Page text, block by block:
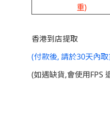
重)
香港到店提取
(付款後, 請於30天內
(如遇缺貨,會使用FPS